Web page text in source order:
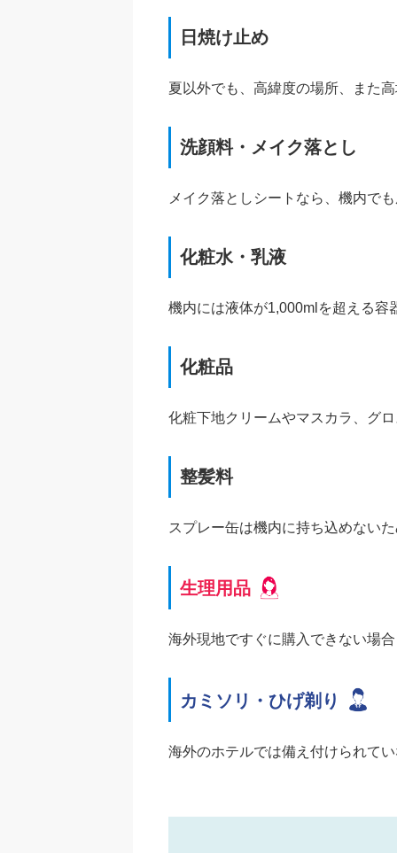
日焼け止め
夏以外でも、高緯度の場所、また
洗顔料・メイク落とし
メイク落としシートなら、機内で
化粧水・乳液
機内には液体が1,000mlを超える容
化粧品
化粧下地クリームやマスカラ、グ
整髪料
スプレー缶は機内に持ち込めない
生理用品
海外現地ですぐに購入できない場
カミソリ・ひげ剃り
海外のホテルでは備え付けられて